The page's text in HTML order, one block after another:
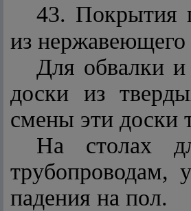
43. Покрытия
из нержавеющего
Для обвалки
доски из
смены эти доски
На столах
трубопроводам,
падения на пол.